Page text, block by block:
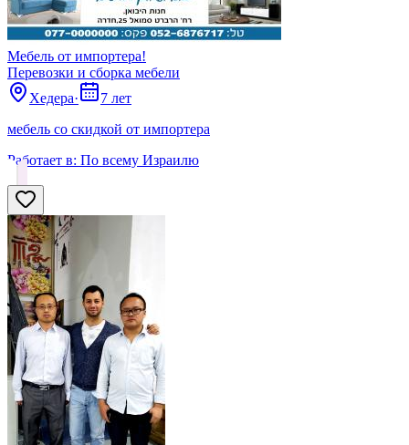
Мебель от импортера!
Перевозки и сборка мебели
Хедера·
7 лет
мебель со скидкой от импортера
Работает в: По всему Израилю